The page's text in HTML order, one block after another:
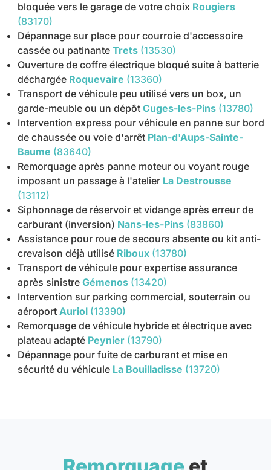
bloquée vers le garage de votre choix Rougiers
(83170)
Dépannage sur place pour courroie d'accessoire
cassée ou patinante Trets (13530)
Ouverture de coffre électrique bloqué suite à batterie
déchargée Roquevaire (13360)
Transport de véhicule peu utilisé vers un box, un
garde-meuble ou un dépôt Cuges-les-Pins (13780)
Intervention express pour véhicule en panne sur bord
de chaussée ou voie d'arrêt Plan-d'Aups-Sainte-
Baume (83640)
Remorquage après panne moteur ou voyant rouge
imposant un passage à l'atelier La Destrousse
(13112)
Siphonnage de réservoir et vidange après erreur de
carburant (inversion) Nans-les-Pins (83860)
Assistance pour roue de secours absente ou kit anti-
crevaison déjà utilisé Riboux (13780)
Transport de véhicule pour expertise assurance
après sinistre Gémenos (13420)
Intervention sur parking commercial, souterrain ou
aéroport Auriol (13390)
Remorquage de véhicule hybride et électrique avec
plateau adapté Peynier (13790)
Dépannage pour fuite de carburant et mise en
sécurité du véhicule La Bouilladisse (13720)